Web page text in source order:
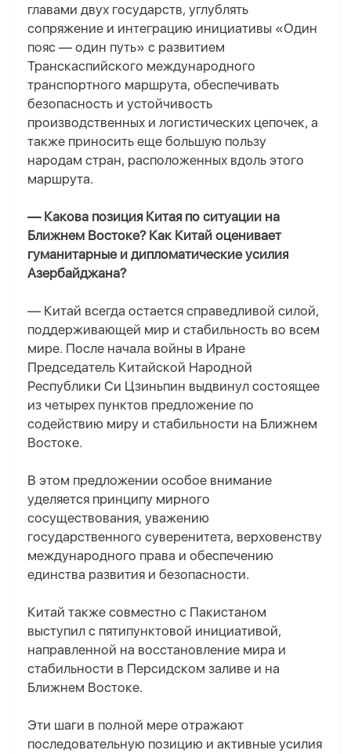
главами двух государств, углублять
сопряжение и интеграцию инициативы «Один
пояс — один путь» с развитием
Транскаспийского международного
транспортного маршрута, обеспечивать
безопасность и устойчивость
производственных и логистических цепочек, а
также приносить еще большую пользу
народам стран, расположенных вдоль этого
маршрута.
— Какова позиция Китая по ситуации на
Ближнем Востоке? Как Китай оценивает
гуманитарные и дипломатические усилия
Азербайджана?
— Китай всегда остается справедливой силой,
поддерживающей мир и стабильность во всем
мире. После начала войны в Иране
Председатель Китайской Народной
Республики Си Цзиньпин выдвинул состоящее
из четырех пунктов предложение по
содействию миру и стабильности на Ближнем
Востоке.
В этом предложении особое внимание
уделяется принципу мирного
сосуществования, уважению
государственного суверенитета, верховенству
международного права и обеспечению
единства развития и безопасности.
Китай также совместно с Пакистаном
выступил с пятипунктовой инициативой,
направленной на восстановление мира и
стабильности в Персидском заливе и на
Ближнем Востоке.
Эти шаги в полной мере отражают
последовательную позицию и активные усилия